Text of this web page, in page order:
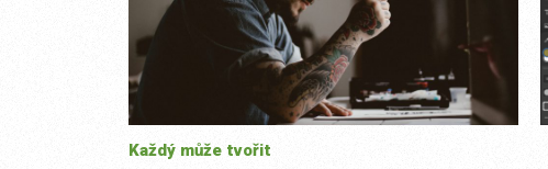
Každý může tvořit